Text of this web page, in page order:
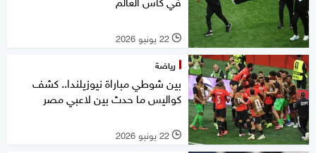
l 22 يونيو 2026
رياضة
بين شوطي مباراة نيوزيلندا.. كشف
كواليس ما حدث بين لاعبي مصر
l 22 يونيو 2026